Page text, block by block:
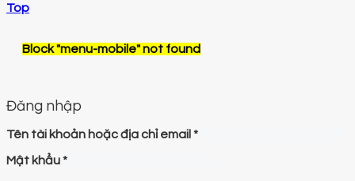
Top
Block"menu-mobile"not found
Đăng nhập
Tên tài khoản hoặc địa chỉ email *
Mật khẩu*